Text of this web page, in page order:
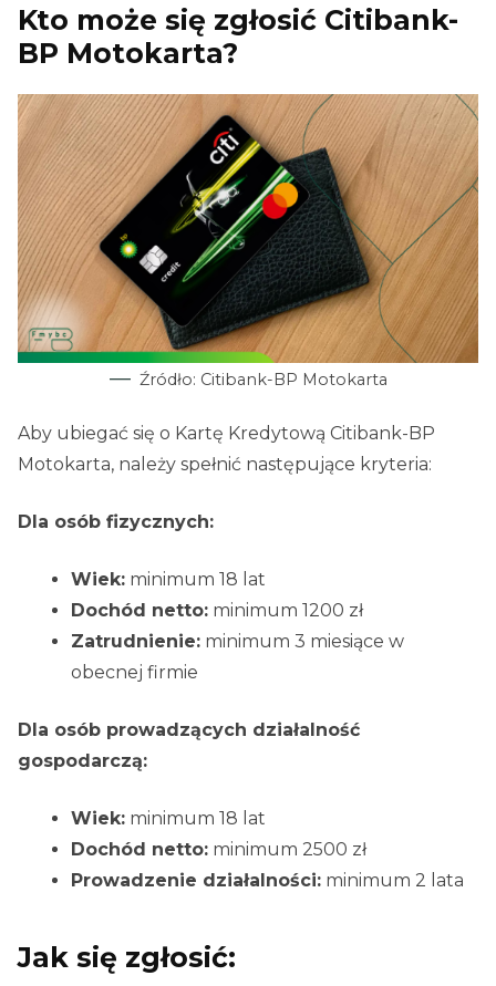
Kto może się zgłosić Citibank-
BP Motokarta?
Źródło: Citibank-BP Motokarta
Aby ubiegać się o Kartę Kredytową Citibank-BP
Motokarta, należy spełnić następujące kryteria:
Dla osób fizycznych:
Wiek: minimum 18 lat
Dochód netto: minimum 1200 zł
Zatrudnienie: minimum 3 miesiące w
obecnej firmie
Dla osób prowadzących działalność
gospodarczą:
Wiek: minimum 18 lat
Dochód netto: minimum 2500 zł
Prowadzenie działalności: minimum 2 lata
Jak się zgłosić: